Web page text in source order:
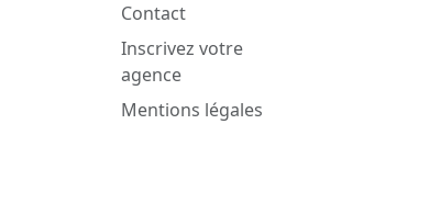
Contact
Inscrivez votre
agence
Mentions légales